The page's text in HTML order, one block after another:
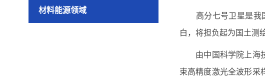
材料能源领域
高分七号卫星是我
白，将担负起为国土测
由中国科学院上海
束高精度激光全波形采